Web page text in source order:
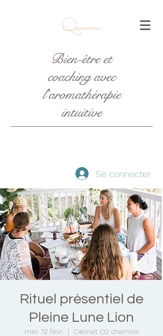
Bien-être et
coaching avec
l'aromathérapie
intuitive
Se connecter
Rituel présentiel de
Pleine Lune Lion
mer. 12 févr.
  |
Cabinet O2 chemins